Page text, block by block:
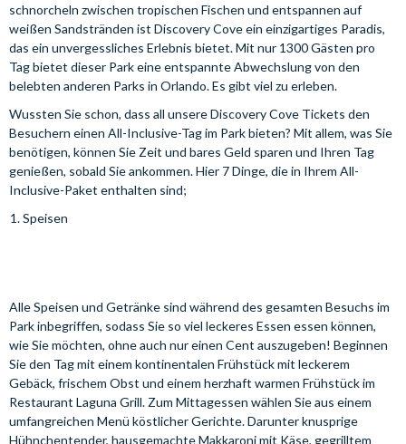
schnorcheln zwischen tropischen Fischen und entspannen auf
weißen Sandstränden ist Discovery Cove ein einzigartiges Paradis,
das ein unvergessliches Erlebnis bietet. Mit nur 1300 Gästen pro
Tag bietet dieser Park eine entspannte Abwechslung von den
belebten anderen Parks in Orlando. Es gibt viel zu erleben.
Wussten Sie schon, dass all unsere Discovery Cove Tickets den
Besuchern einen All-Inclusive-Tag im Park bieten? Mit allem, was Sie
benötigen, können Sie Zeit und bares Geld sparen und Ihren Tag
genießen, sobald Sie ankommen. Hier 7 Dinge, die in Ihrem All-
Inclusive-Paket enthalten sind;
Speisen
Alle Speisen und Getränke sind während des gesamten Besuchs im
Park inbegriffen, sodass Sie so viel leckeres Essen essen können,
wie Sie möchten, ohne auch nur einen Cent auszugeben! Beginnen
Sie den Tag mit einem kontinentalen Frühstück mit leckerem
Gebäck, frischem Obst und einem herzhaft warmen Frühstück im
Restaurant Laguna Grill. Zum Mittagessen wählen Sie aus einem
umfangreichen Menü köstlicher Gerichte. Darunter knusprige
Hühnchentender, hausgemachte Makkaroni mit Käse, gegrilltem